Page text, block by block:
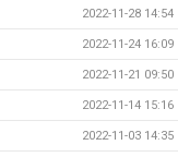
2022-11-28 14:54
2022-11-24 16:09
2022-11-21 09:50
2022-11-14 15:16
2022-11-03 14:35